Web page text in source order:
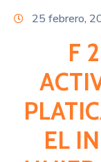
25 febrero,
F
EL